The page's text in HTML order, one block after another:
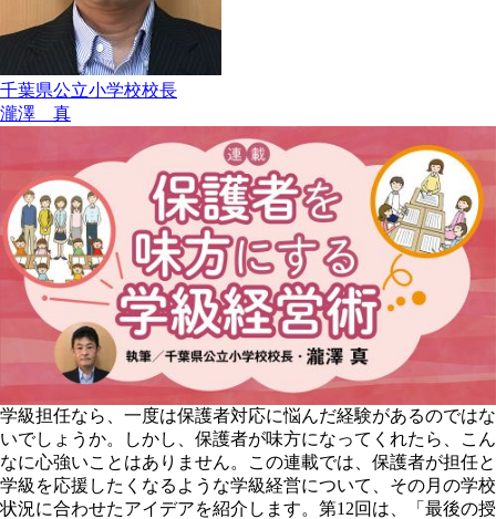
千葉県公立小学校校長
瀧澤 真
学級担任なら、一度は保護者対応に悩んだ経験があるのではな
いでしょうか。しかし、保護者が味方になってくれたら、こん
なに心強いことはありません。この連載では、保護者が担任と
学級を応援したくなるような学級経営について、その月の学校
状況に合わせたアイデアを紹介します。第12回は、「最後の授